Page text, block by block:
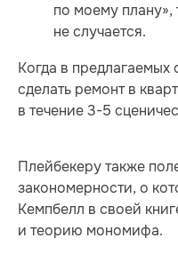
по моему плану»,
не случается.
Когда в предлагаемых
сделать ремонт в
в течение 3-5
Плейбекеру также
закономерности, о
Кемпбелл в своей
и теорию мономифа.